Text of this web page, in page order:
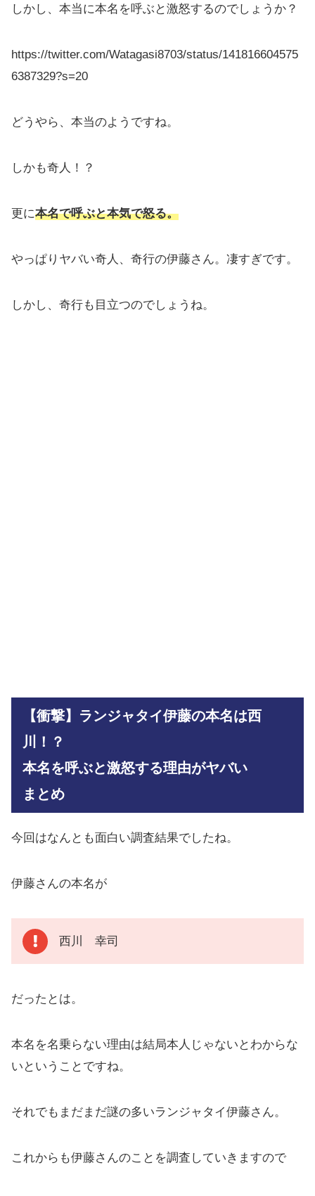
しかし、本当に本名を呼ぶと激怒するのでしょうか？
https://twitter.com/Watagasi8703/status/141816604575
6387329?s=20
どうやら、本当のようですね。
しかも奇人！？
更に本名で呼ぶと本気で怒る。
やっぱりヤバい奇人、奇行の伊藤さん。凄すぎです。
しかし、奇行も目立つのでしょうね。
【衝撃】ランジャタイ伊藤の本名は西
川！？
本名を呼ぶと激怒する理由がヤバい
まとめ
今回はなんとも面白い調査結果でしたね。
伊藤さんの本名が
西川 幸司
だったとは。
本名を名乗らない理由は結局本人じゃないとわからな
いということですね。
それでもまだまだ謎の多いランジャタイ伊藤さん。
これからも伊藤さんのことを調査していきますので